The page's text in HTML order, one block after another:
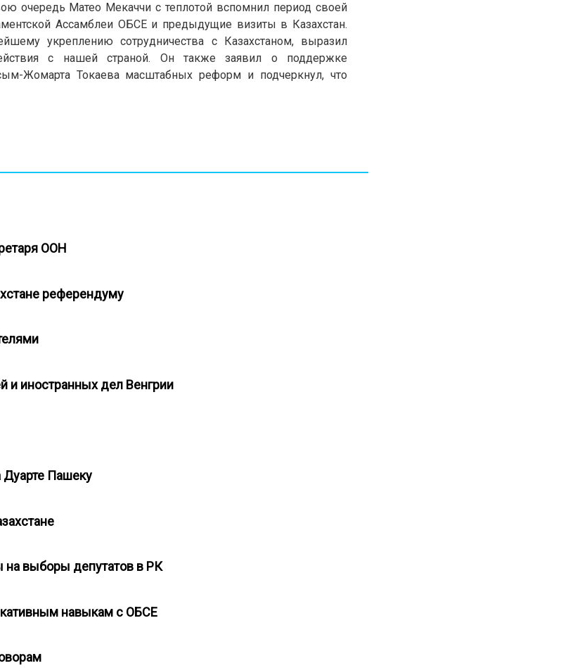
очередь Матео Мекаччи с теплотой вспомнил период своей
Ассамблеи ОБСЕ и предыдущие визиты в Казахстан.
укреплению сотрудничества с Казахстаном, выразил
с нашей страной. Он также заявил о поддержке
Жомарта Токаева масштабных реформ и подчеркнул, что
ООН
референдуму
и иностранных дел Венгрии
Дуарте Пашеку
на выборы депутатов в РК
навыкам с ОБСЕ